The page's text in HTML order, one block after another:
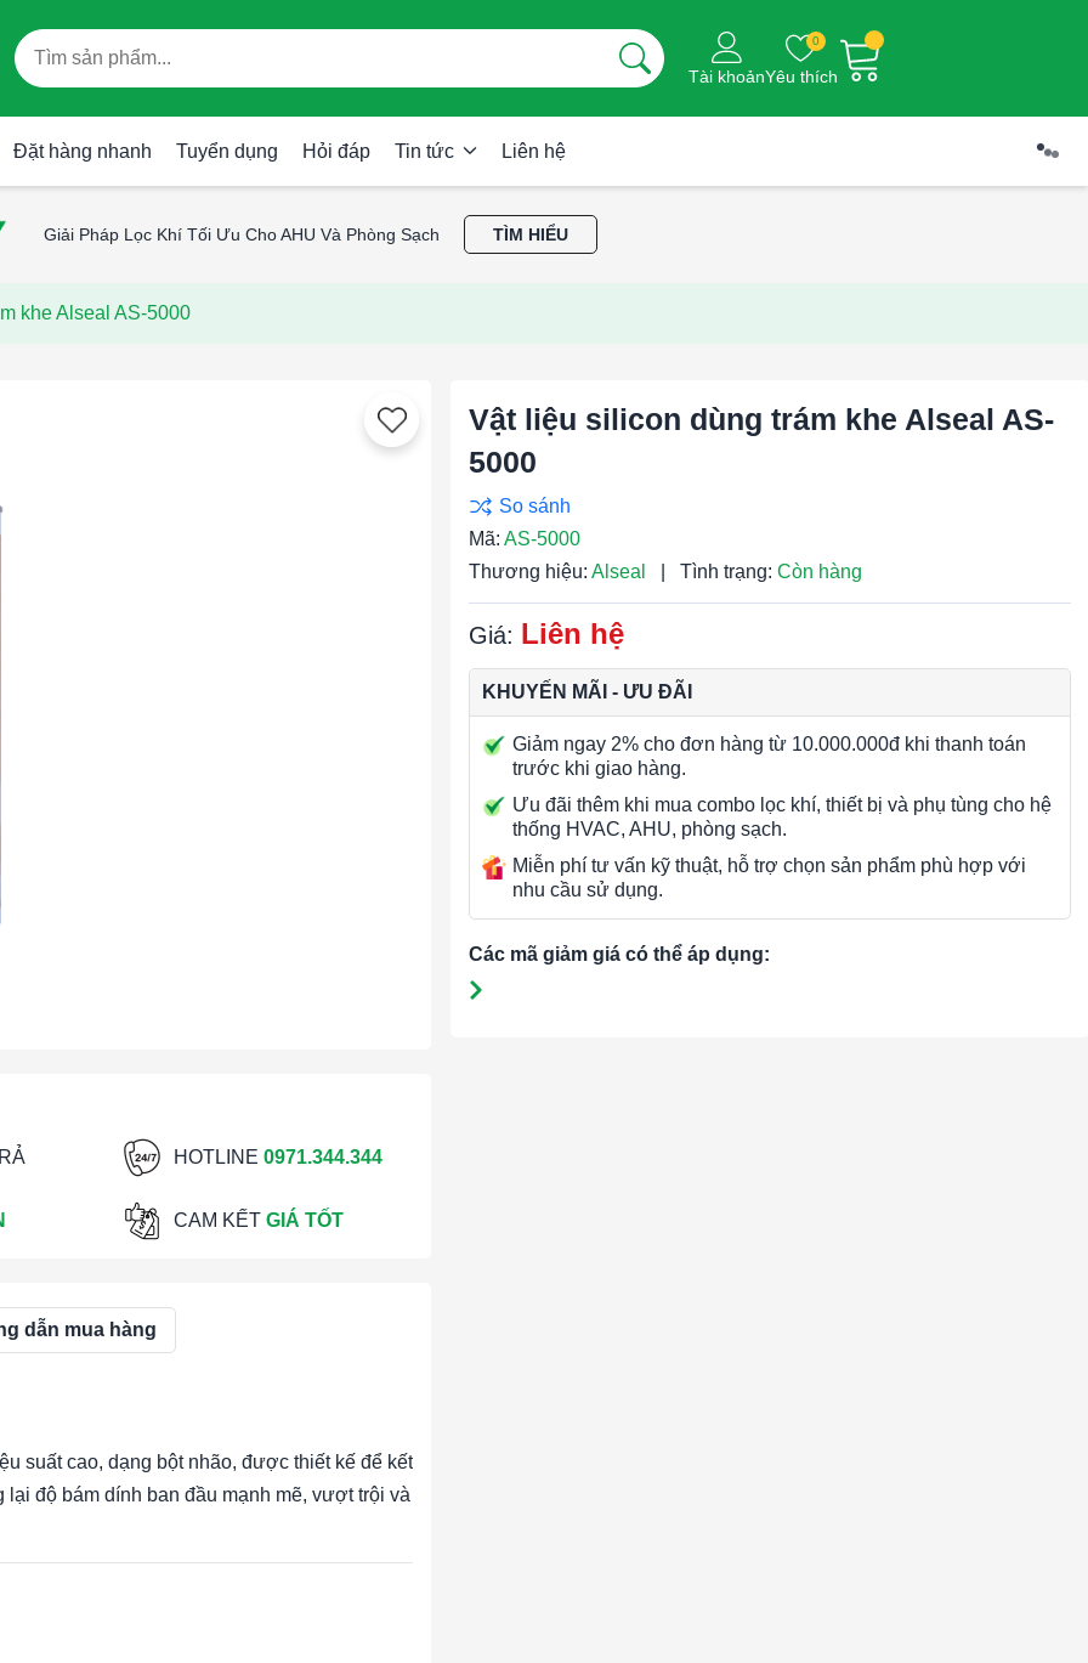
Tài khoản
0
Yêu thích
Đặt hàng nhanh Tuyển dụng Hỏi đáp Tin tức Liên hệ
Giải Pháp Lọc Khí Tối Ưu Cho AHU Và Phòng Sạch TÌM HIỂU
khe Alseal AS-5000
HOTLINE 0971.344.344
CAM KẾT GIÁ TỐT
dẫn mua hàng
suất cao, dạng bột nhão, được thiết kế để kết
độ bám dính ban đầu mạnh mẽ, vượt trội và
Vật liệu silicon dùng trám khe Alseal AS-
5000
Mã:AS-5000
Thương hiệu: Alseal Tình trạng: Còn hàng
Giá: Liên hệ
KHUYẾN MÃI - ƯU ĐÃI
Giảm ngay 2% cho đơn hàng từ 10.000.000đ khi thanh toán
trước khi giao hàng.
Ưu đãi thêm khi mua combo lọc khí, thiết bị và phụ tùng cho hệ
thống HVAC, AHU, phòng sạch.
Miễn phí tư vấn kỹ thuật, hỗ trợ chọn sản phẩm phù hợp với
nhu cầu sử dụng.
Các mã giảm giá có thể áp dụng: